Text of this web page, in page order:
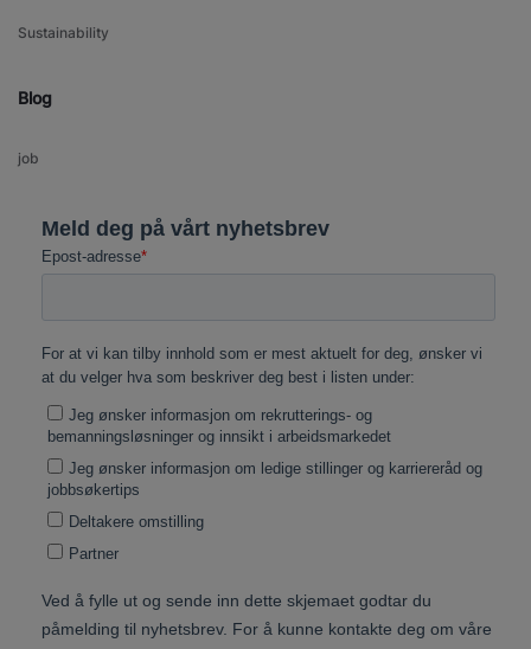
Sustainability
Blog
job